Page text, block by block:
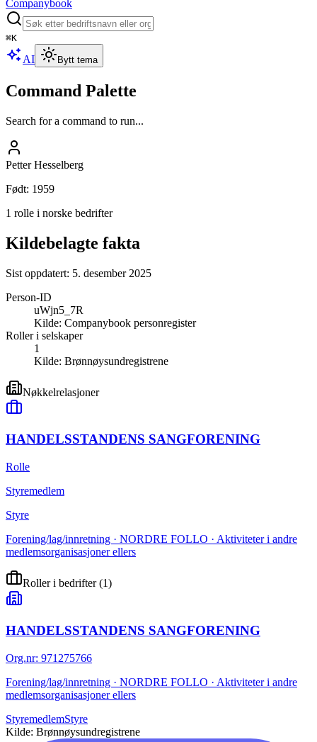
Companybook
⌘K
AI Bytt tema
Command Palette
Search for a command to run...
Petter Hesselberg
Født: 1959
1 rolle i norske bedrifter
Kildebelagte fakta
Sist oppdatert: 5. desember 2025
Person-ID
uWjn5_7R
Kilde: Companybook personregister
Roller i selskaper
1
Kilde: Brønnøysundregistrene
Nøkkelrelasjoner
HANDELSSTANDENS SANGFORENING
Rolle
Styremedlem
Styre
Forening/lag/innretning · NORDRE FOLLO · Aktiviteter i andre
medlemsorganisasjoner ellers
Roller i bedrifter(1)
HANDELSSTANDENS SANGFORENING
Org.nr: 971275766
Forening/lag/innretning · NORDRE FOLLO · Aktiviteter i andre
medlemsorganisasjoner ellers
StyremedlemStyre
Kilde: Brønnøysundregistrene